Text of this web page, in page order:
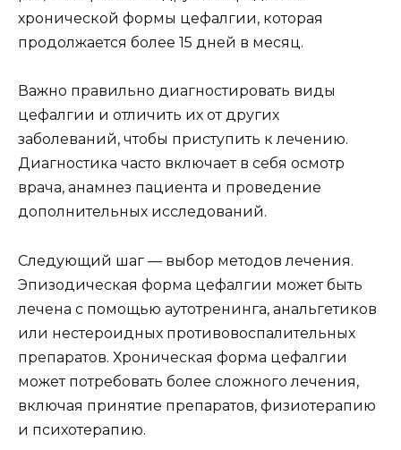
хронической формы цефалгии, которая
продолжается более 15 дней в месяц.
Важно правильно диагностировать виды
цефалгии и отличить их от других
заболеваний, чтобы приступить к лечению.
Диагностика часто включает в себя осмотр
врача, анамнез пациента и проведение
дополнительных исследований.
Следующий шаг — выбор методов лечения.
Эпизодическая форма цефалгии может быть
лечена с помощью аутотренинга, анальгетиков
или нестероидных противовоспалительных
препаратов. Хроническая форма цефалгии
может потребовать более сложного лечения,
включая принятие препаратов, физиотерапию
и психотерапию.